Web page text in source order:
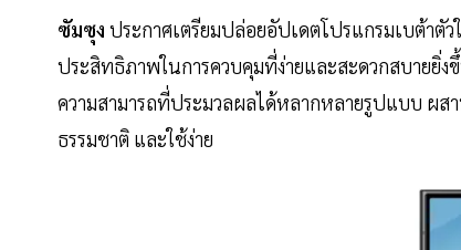
ซัมซุง ประกาศเตรียมปล่อยอัปเดตโปรแกรมเบต้าตัว
ประสิทธิภาพในการควบคุมที่ง่ายและสะดวกสบายยิ่
ความสามารถที่ประมวลผลได้หลากหลายรูปแบบ ผ
ธรรมชาติ และใช้ง่าย